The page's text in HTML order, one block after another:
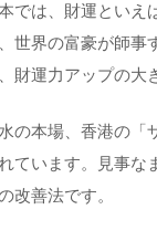
では、財運といえ
世界の富豪が師事
財運力アップの大
の本場、香港の「
ています。見事な
改善法です。